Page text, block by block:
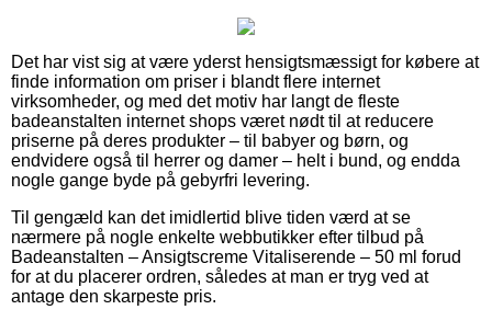
Det har vist sig at være yderst hensigtsmæssigt for købere at
finde information om priser i blandt flere internet
virksomheder, og med det motiv har langt de fleste
badeanstalten internet shops været nødt til at reducere
priserne på deres produkter – til babyer og børn, og
endvidere også til herrer og damer – helt i bund, og endda
nogle gange byde på gebyrfri levering.
Til gengæld kan det imidlertid blive tiden værd at se
nærmere på nogle enkelte webbutikker efter tilbud på
Badeanstalten – Ansigtscreme Vitaliserende – 50 ml forud
for at du placerer ordren, således at man er tryg ved at
antage den skarpeste pris.